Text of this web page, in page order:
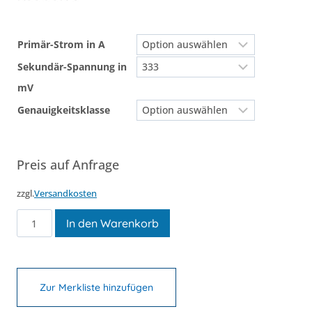
Primär-Strom in A
Sekundär-Spannung in
mV
Genauigkeitsklasse
Preis auf Anfrage
zzgl.Versandkosten
In den Warenkorb
Zur Merkliste hinzufügen